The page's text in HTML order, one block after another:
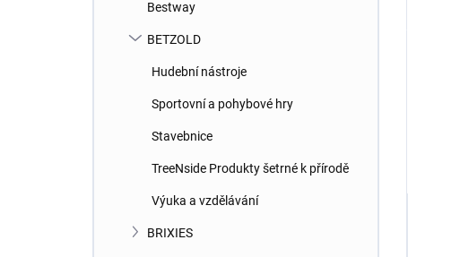
Bestway
BETZOLD
Hudební nástroje
Sportovní a pohybové hry
Stavebnice
TreeNside Produkty šetrné k přírodě
Výuka a vzdělávání
BRIXIES